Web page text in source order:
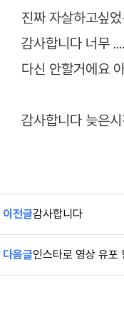
진짜 자살하고싶
감사합니다 너무
다신 안할거에요
감사합니다 늦은
이전글감사합니다
다음글인스타로 영상 유포